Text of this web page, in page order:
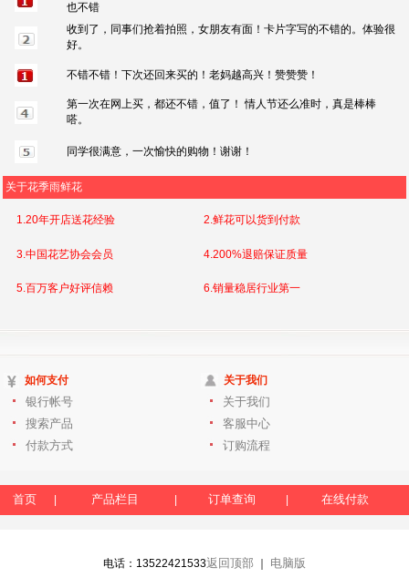
也不错
收到了，同事们抢着拍照，女朋友有面！卡片字写的不错的。体验很
好。
不错不错！下次还回来买的！老妈越高兴！赞赞赞！
第一次在网上买，都还不错，值了！ 情人节还么准时，真是棒棒
嗒。
同学很满意，一次愉快的购物！谢谢！
关于花季雨鲜花
1.20年开店送花经验 2.鲜花可以货到付款
3.中国花艺协会会员 4.200%退赔保证质量
5.百万客户好评信赖 6.销量稳居行业第一
如何支付 关于我们
银行帐号
关于我们
搜索产品
客服中心
付款方式
订购流程
首页 产品栏目 订单查询 在线付款
电话：13522421533返回顶部 电脑版